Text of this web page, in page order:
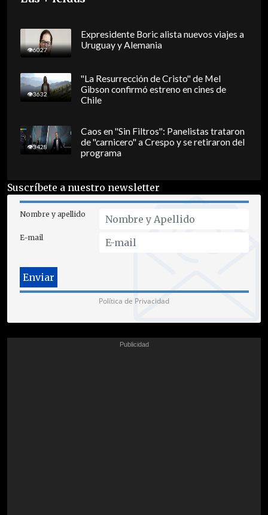
6027
Expresidente Boric alista nuevos viajes a
Uruguay y Alemania
3632
"La Resurrección de Cristo" de Mel
Gibson confirmó estreno en cines de
Chile
3428
Caos en "Sin Filtros": Panelistas trataron
de "carnicero" a Crespo y se retiraron del
programa
Suscríbete a nuestro newsletter
Nombre y apellido
E-mail
Política de Privacidad